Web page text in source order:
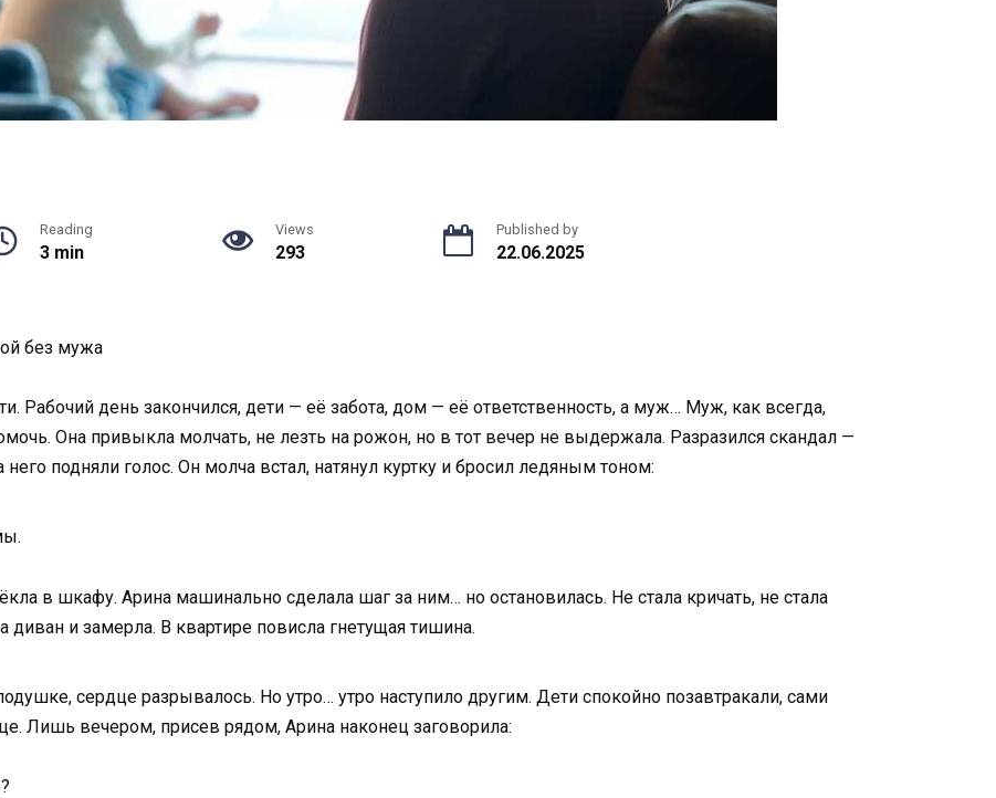
Reading
3 min
Views
293
Published by
22.06.2025
без мужа
Рабочий день закончился, дети — её забота, дом — её ответственность, а муж… Муж, как всегда,
Она привыкла молчать, не лезть на рожон, но в тот вечер не выдержала. Разразился скандал —
подняли голос. Он молча встал, натянул куртку и бросил ледяным тоном:
в шкафу. Арина машинально сделала шаг за ним… но остановилась. Не стала кричать, не стала
диван и замерла. В квартире повисла гнетущая тишина.
сердце разрывалось. Но утро… утро наступило другим. Дети спокойно позавтракали, сами
Лишь вечером, присев рядом, Арина наконец заговорила: